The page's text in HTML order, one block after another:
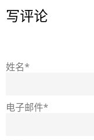
写评论
姓名*
电子邮件*